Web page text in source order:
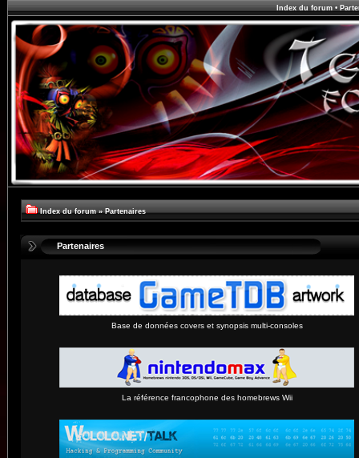
Index du forum•
Index du forum » Partenaires
Partenaires
Base de données covers et synopsis multi-consoles
La référence francophone des homebrews Wii